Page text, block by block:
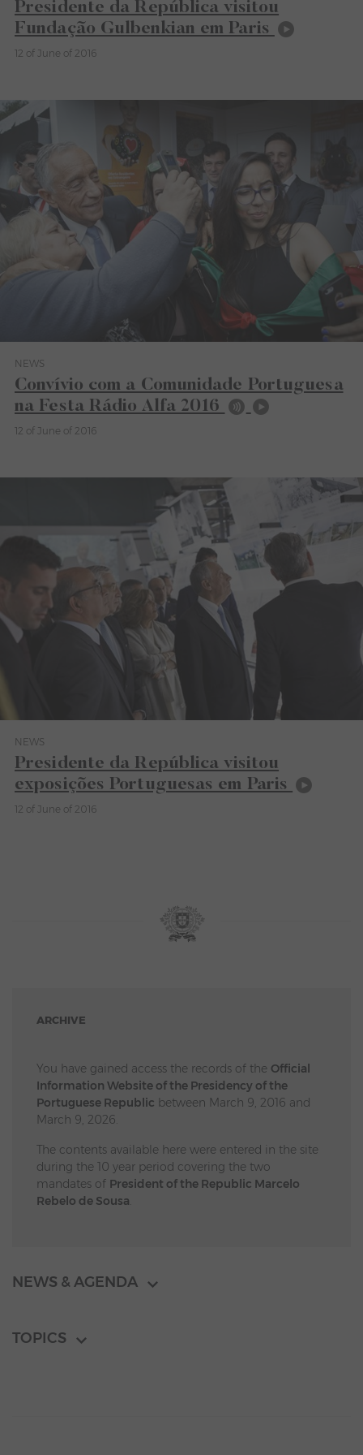
Presidente da República visitou
Fundação Gulbenkian em Paris
12 of June of 2016
Category News
NEWS
Convívio com a Comunidade Portuguesa
na Festa Rádio Alfa 2016
12 of June of 2016
Category News
NEWS
Presidente da República visitou
exposições Portuguesas em Paris
12 of June of 2016
ARCHIVE
You have gained access the records of the Official
Information Website of the Presidency of the
Portuguese Republic between March 9, 2016 and
March 9, 2026.
The contents available here were entered in the site
during the 10 year period covering the two
mandates of President of the Republic Marcelo
Rebelo de Sousa.
NEWS & AGENDA
TOPICS